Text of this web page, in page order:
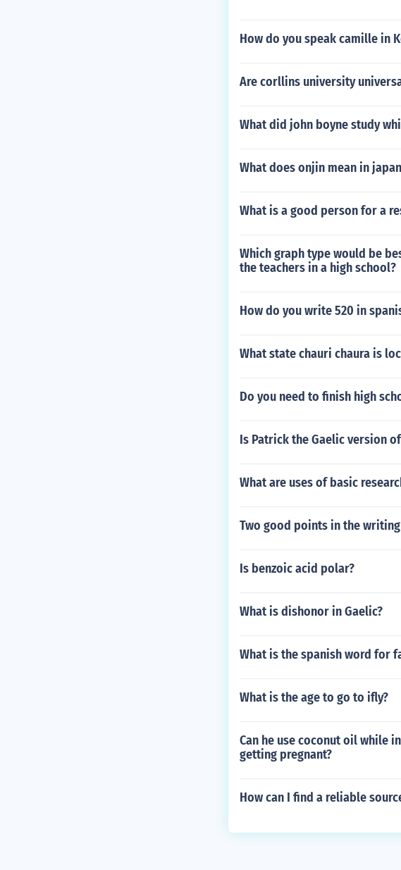
How do you speak camille in
Are corllins university
What did john boyne study
What does onjin mean in
What is a good person for a
Which graph type would be
the teachers in a high school?
How do you write 520 in
What state chauri chaura is
Do you need to finish high
Is Patrick the Gaelic version
What are uses of basic
Two good points in the
Is benzoic acid polar?
What is dishonor in Gaelic?
What is the spanish word for
What is the age to go to ifly?
Can he use coconut oil while
getting pregnant?
How can I find a reliable